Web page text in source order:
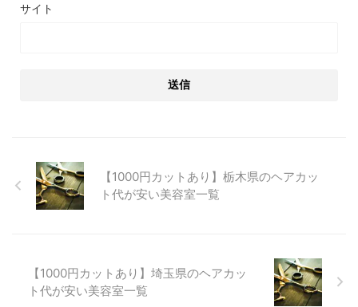
サイト
【1000円カットあり】栃木県のヘアカッ
ト代が安い美容室一覧
【1000円カットあり】埼玉県のヘアカッ
ト代が安い美容室一覧